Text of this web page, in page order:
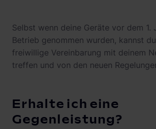
Selbst wenn deine Geräte vor dem 1.
Betrieb genommen wurden, kannst
freiwillige Vereinbarung mit deinem
treffen und von den neuen
Erhalte ich eine
Gegenleistung?